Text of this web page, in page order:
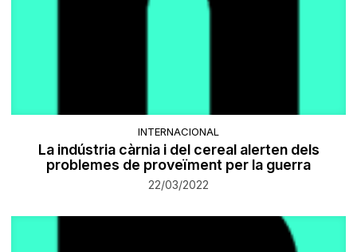
INTERNACIONAL
La indústria càrnia i del cereal alerten dels
problemes de proveïment per la guerra
22/03/2022